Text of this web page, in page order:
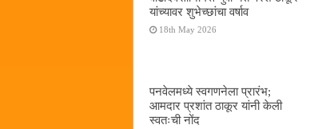
यांच्यावर शुभेच्छांचा वर्षाव
18th May 2026
पनवेलमध्ये स्वगणनेला प्रारंभ;
आमदार प्रशांत ठाकूर यांनी केली
स्वतःची नोंद